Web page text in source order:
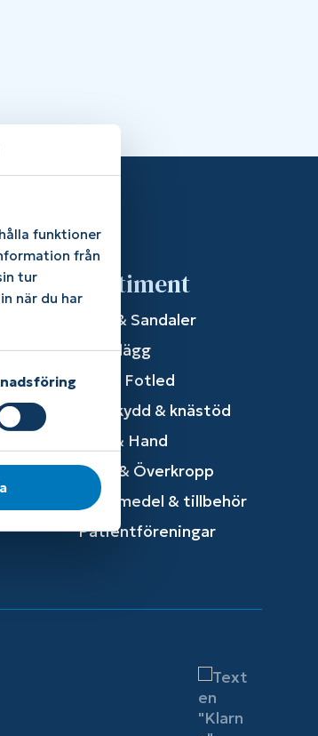
funktioner
från
tur
när du har
Sortiment
Skor & Sandaler
Skoinlägg
Fot & Fotled
Knäskydd & knästöd
Arm & Hand
Höft & Överkropp
Hjälpmedel & tillbehör
Patientföreningar